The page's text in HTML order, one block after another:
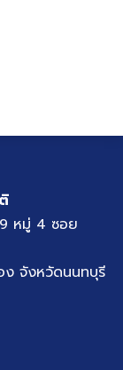
หมู่ 4 ซอย
จังหวัดนนทบุรี